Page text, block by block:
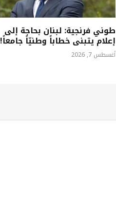
طوني فرنجية: لبنان بحاجة إلى
إعلام يتبنى خطاباً وطنيّاً جامعاً!
أغسطس 7, 2026